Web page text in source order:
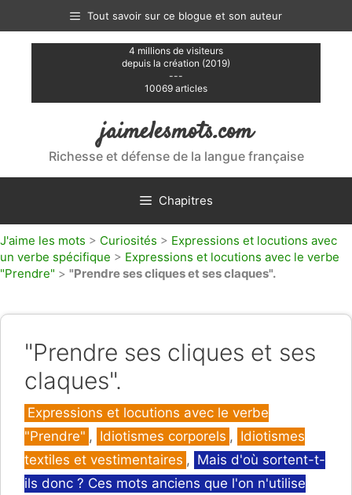
contenu
Tout savoir sur ce blogue et son auteur
4 millions de visiteurs
depuis la création (2019)
---
10069 articles
jaimelesmots.com
Richesse et défense de la langue française
Chapitres
J'aime les mots > Curiosités > Expressions et locutions avec
un verbe spécifique > Expressions et locutions avec le verbe
"Prendre" > "Prendre ses cliques et ses claques".
"Prendre ses cliques et ses
claques".
Catégories
Expressions et locutions avec le verbe
"Prendre" , Idiotismes corporels , Idiotismes
textiles et vestimentaires , Mais d'où sortent-t-
ils donc ? Ces mots anciens que l'on n'utilise